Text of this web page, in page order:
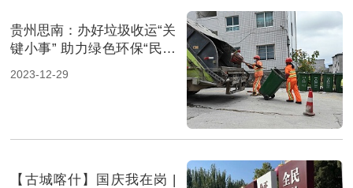
贵州思南：办好垃圾收运“关
键小事” 助力绿色环保“民生
大事”
2023-12-29
【古城喀什】国庆我在岗 |